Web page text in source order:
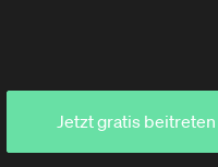
Jetzt gratis beitreten